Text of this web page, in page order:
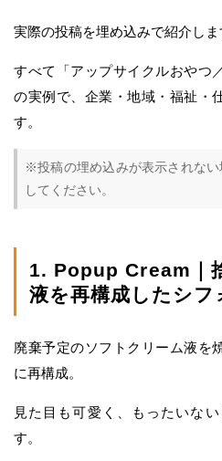
実際の投稿を埋め込みで紹介しま
すべて「アップサイクルおやつ
の実例で、企業・地域・福祉・
す。
※投稿の埋め込みが表示されな
してください。
1. Popup Cream｜
液を再構成したシフ
廃棄予定のソフトクリーム液を
に再構成。
見た目も可愛く、もったいな
す。